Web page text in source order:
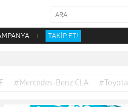
TAKİP ET!
#Mercedes-Benz CLA